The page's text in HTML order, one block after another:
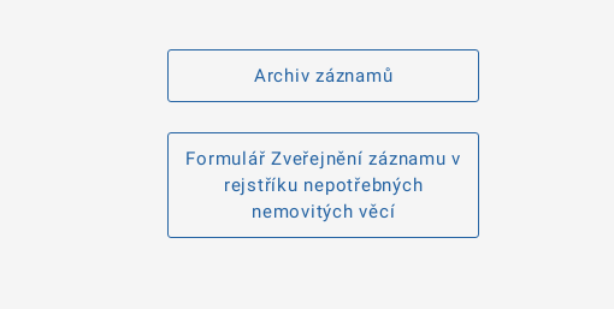
Archiv záznamů
Formulář Zveřejnění záznamu v
rejstříku nepotřebných
nemovitých věcí